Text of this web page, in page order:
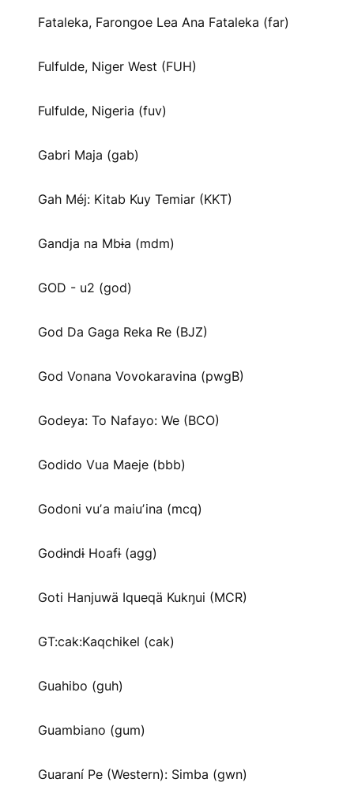
Fataleka, Farongoe Lea Ana Fataleka (far)
Fulfulde, Niger West (FUH)
Fulfulde, Nigeria (fuv)
Gabri Maja (gab)
Gah Méj: Kitab Kuy Temiar (KKT)
Gandja na Mbɨa (mdm)
GOD - u2 (god)
God Da Gaga Reka Re (BJZ)
God Vonana Vovokaravina (pwgB)
Godeya: To Nafayo: We (BCO)
Godido Vua Maeje (bbb)
Godoni vuʼa maiuʼina (mcq)
Godɨndɨ Hoafɨ (agg)
Goti Hanjuwä Iqueqä Kukŋui (MCR)
GT:cak:Kaqchikel (cak)
Guahibo (guh)
Guambiano (gum)
Guaraní Pe (Western): Simba (gwn)